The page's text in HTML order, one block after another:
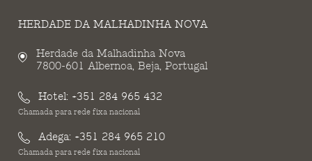
HERDADE DA MALHADINHA NOVA
Herdade da Malhadinha Nova
7800-601 Albernoa, Beja, Portugal
Hotel: +351 284 965 432
Chamada para rede fixa nacional
Adega: +351 284 965 210
Chamada para rede fixa nacional